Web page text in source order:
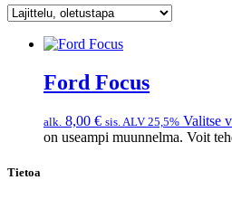
Ford Focus
alk. 8,00 € sis. ALV 25,5% Valitse
on useampi muunnelma. Voit
Tietoa